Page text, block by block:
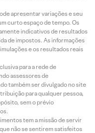
apresentar variações e seu
curto espaço de tempo. Os
indicativos de resultados
de impostos. As informações
e os resultados reais
para a rede de
assessores de
também ser divulgado no site
para qualquer pessoa,
sem o prévio
tem a missão de servir
não se sentirem satisfeitos